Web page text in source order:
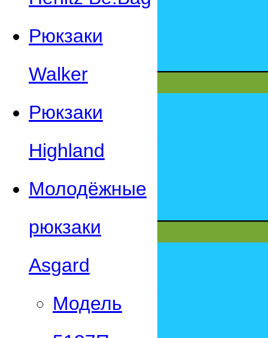
Рюкзаки
Walker
Рюкзаки
Highland
Молодёжные
рюкзаки
Asgard
Модель